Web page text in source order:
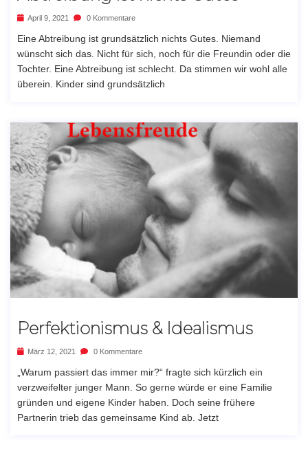
April 9, 2021 0 Kommentare
Eine Abtreibung ist grundsätzlich nichts Gutes. Niemand
wünscht sich das. Nicht für sich, noch für die Freundin oder die
Tochter. Eine Abtreibung ist schlecht. Da stimmen wir wohl alle
überein. Kinder sind grundsätzlich
Perfektionismus & Idealismus
März 12, 2021 0 Kommentare
„Warum passiert das immer mir?“ fragte sich kürzlich ein
verzweifelter junger Mann. So gerne würde er eine Familie
gründen und eigene Kinder haben. Doch seine frühere
Partnerin trieb das gemeinsame Kind ab. Jetzt